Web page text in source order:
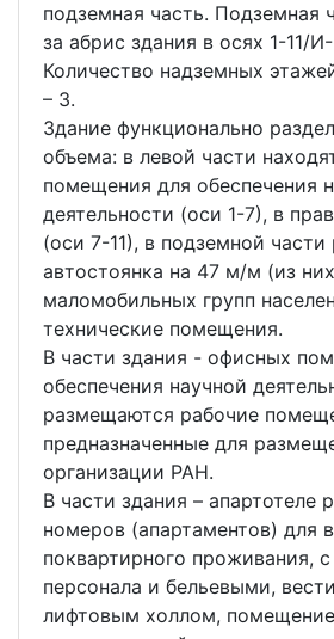
подземная часть. Подземная
за абрис здания в осях 1-11/
Количество надземных
– 3.
Здание функционально
объема: в левой части
помещения для обеспечения
деятельности (оси 1-7), в
(оси 7-11), в подземной
автостоянка на 47 м/м (из
маломобильных групп
технические помещения.
В части здания - офисных
обеспечения научной
размещаются рабочие
предназначенные для
организации РАН.
В части здания – апартотеле
номеров (апартаментов) для
поквартирного проживания,
персонала и бельевыми,
лифтовым холлом,